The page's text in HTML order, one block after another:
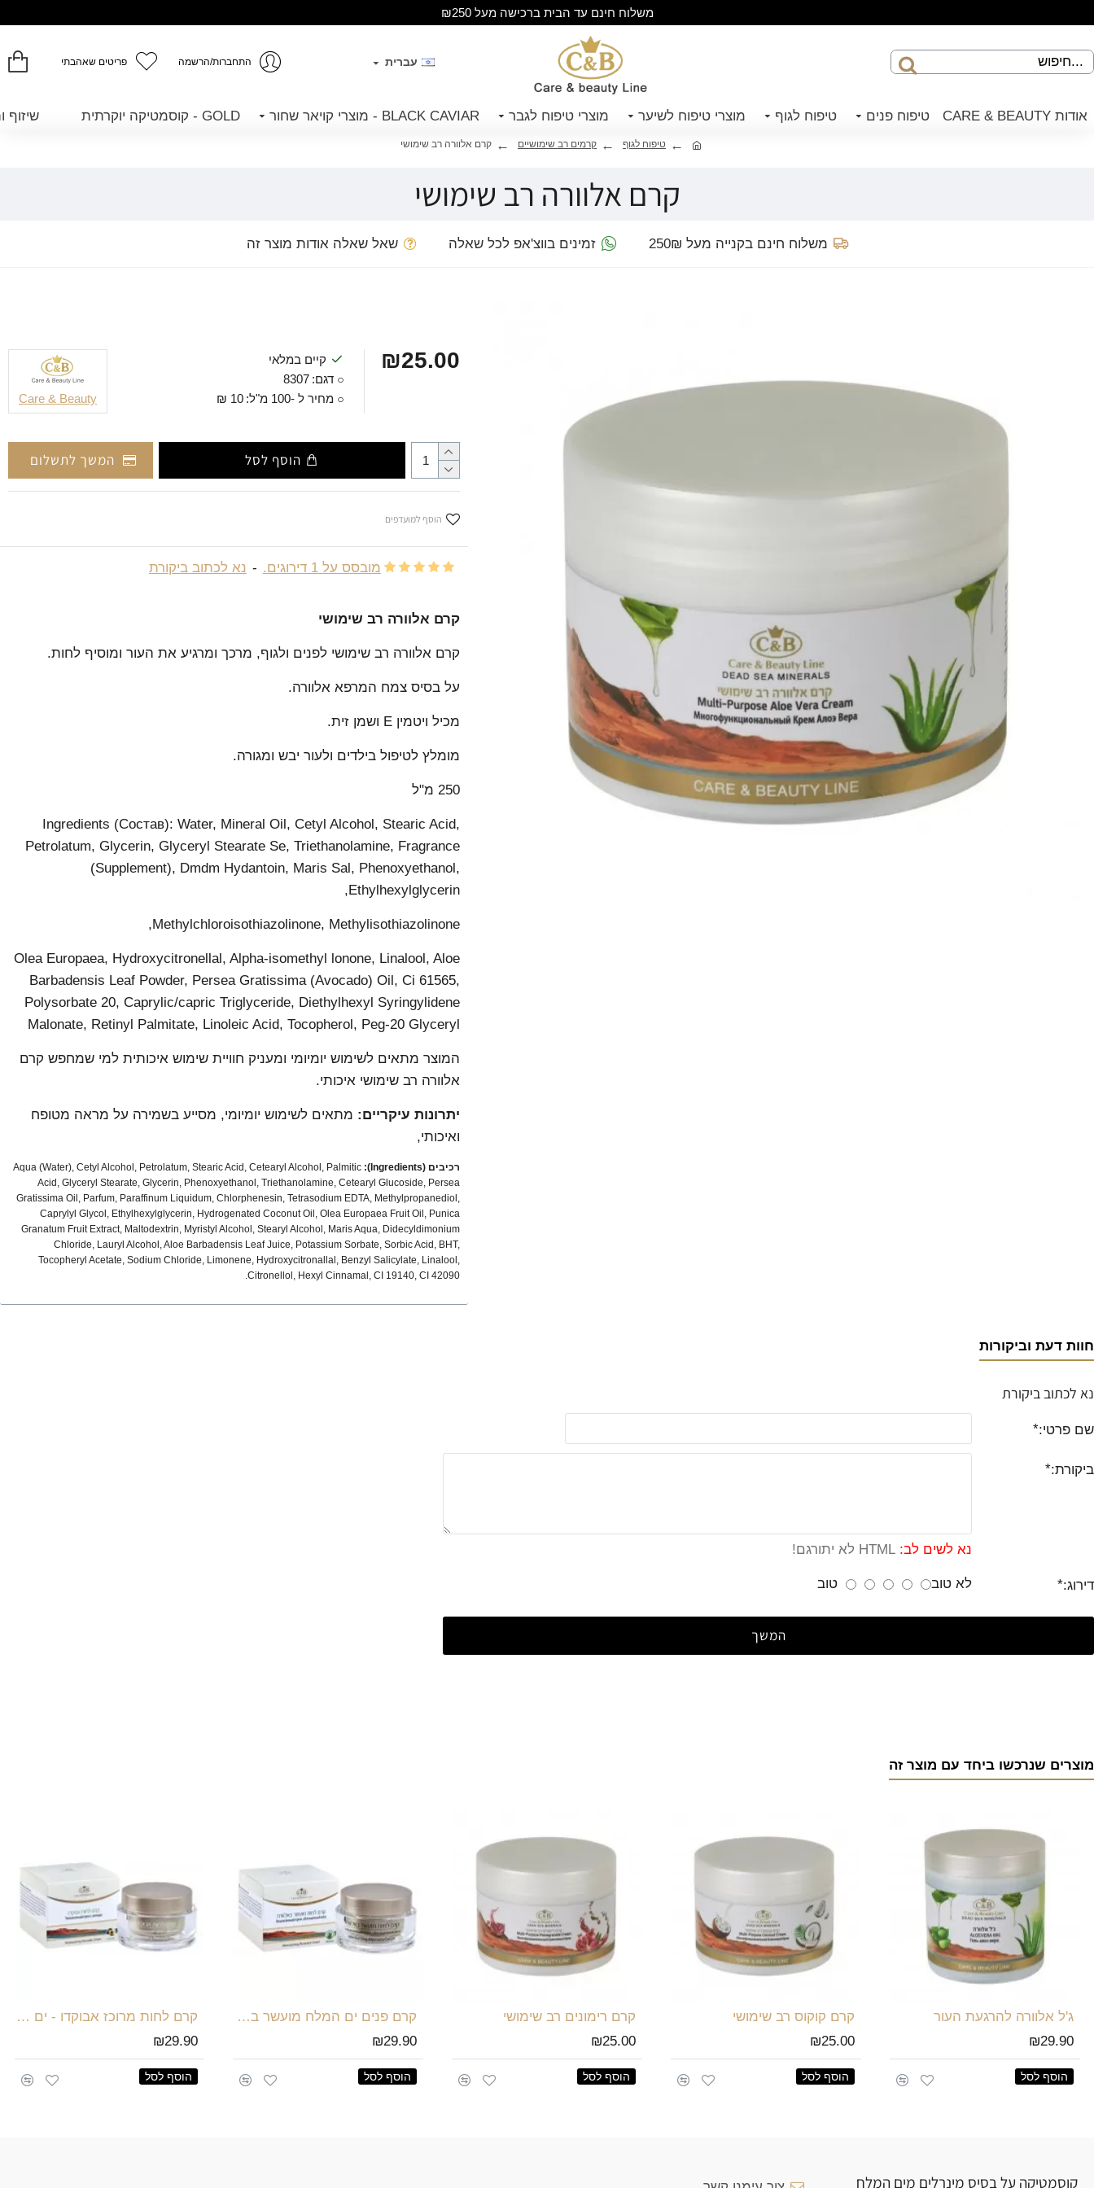
משלוח חינם עד הבית ברכישה מעל ₪250
עברית התחברות/הרשמה פריטים שאהבתי
אודות CARE & BEAUTY טיפוח פנים טיפוח לגוף מוצרי טיפוח לשיער מוצרי טיפוח לגבר BLACK CAVIAR - מוצרי קויאר שחור GOLD - קוסמטיקה יוקרתית שיזוף
טיפוח לגוף קרמים רב שימושיים קרם אלוורה רב שימושי
קרם אלוורה רב שימושי
משלוח חינם בקנייה מעל 250₪ זמינים בווצ'אפ לכל שאלה שאל שאלה אודות מוצר זה
מובסס על 1 דירוגים. - נא לכתוב ביקורת
₪25.00
קיים במלאי
דגם: 8307
מחיר ל -100 מ"ל:
10 ₪
Care & Beauty
הוסף לסל המשך לתשלום
הוסף למועדפים
קרם אלוורה רב שימושי
קרם אלוורה רב שימושי לפנים ולגוף, מרכך ומרגיע את העור ומוסיף לחות.
על בסיס צמח המרפא אלוורה.
מכיל ויטמין E ושמן זית.
מומלץ לטיפול בילדים ולעור יבש ומגורה.
250 מ"ל
Ingredients (Состав): Water, Mineral Oil, Cetyl Alcohol, Stearic Acid,
Petrolatum, Glycerin, Glyceryl Stearate Se, Triethanolamine, Fragrance
(Supplement), Dmdm Hydantoin, Maris Sal, Phenoxyethanol,
Ethylhexylglycerin,
Methylchloroisothiazolinone, Methylisothiazolinone,
Olea Europaea, Hydroxycitronellal, Alpha-isomethyl lonone, Linalool, Aloe
Barbadensis Leaf Powder, Persea Gratissima (Avocado) Oil, Ci 61565,
Polysorbate 20, Caprylic/capric Triglyceride, Diethylhexyl Syringylidene
Malonate, Retinyl Palmitate, Linoleic Acid, Tocopherol, Peg-20 Glyceryl
המוצר מתאים לשימוש יומיומי ומעניק חוויית שימוש איכותית למי שמחפש קרם
אלוורה רב שימושי איכותי.
יתרונות עיקריים: מתאים לשימוש יומיומי, מסייע בשמירה על מראה מטופח
ואיכותי,
רכיבים (Ingredients):
Aqua (Water), Cetyl Alcohol, Petrolatum, Stearic Acid, Cetearyl Alcohol, Palmitic
Acid, Glyceryl Stearate, Glycerin, Phenoxyethanol, Triethanolamine, Cetearyl Glucoside, Persea
Gratissima Oil, Parfum, Paraffinum Liquidum, Chlorphenesin, Tetrasodium EDTA, Methylpropanediol,
Caprylyl Glycol, Ethylhexylglycerin, Hydrogenated Coconut Oil, Olea Europaea Fruit Oil, Punica
Granatum Fruit Extract, Maltodextrin, Myristyl Alcohol, Stearyl Alcohol, Maris Aqua, Didecyldimonium
Chloride, Lauryl Alcohol, Aloe Barbadensis Leaf Juice, Potassium Sorbate, Sorbic Acid, BHT,
Tocopheryl Acetate, Sodium Chloride, Limonene, Hydroxycitronallal, Benzyl Salicylate, Linalool,
Citronellol, Hexyl Cinnamal, CI 19140, CI 42090.
חוות דעת וביקורות
נא לכתוב ביקורת
שם פרטי:
ביקורת:
נא לשים לב:
דירוג: לא טוב טוב
המשך
מוצרים שנרכשו ביחד עם מוצר זה
ג'ל אלוורה להרגעת העור
₪29.90
הוסף לסל
קרם קוקוס רב שימושי
₪25.00
הוסף לסל
קרם רימונים רב שימושי
₪25.00
הוסף לסל
קרם פנים ים המלח מועשר באלוורה
₪29.90
הוסף לסל
קרם לחות מרוכז אבוקדו - ים המלח
₪29.90
הוסף לסל
קוסמטיקה על בסיס מינרלים מים המלח